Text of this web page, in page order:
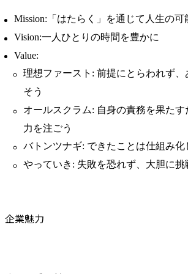
Mission:「はたらく」を通じて人生の
Vision:一人ひとりの時間を豊かに
Value:
理想ファースト: 前提にとらわれず
そう
オールスクラム: 自身の責務を果た
力を注ごう
バトンツナギ: できたことは仕組み
やっていき: 失敗を恐れず、大胆に挑
企業魅力